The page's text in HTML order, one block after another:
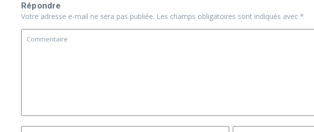
Répondre
Votre adresse e-mail ne sera pas publiée. Les champs obligatoires sont indiqués avec *